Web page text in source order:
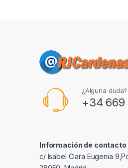
¿Alguna
+34 669
Información de contacto
c/ Isabel Clara Eugenia